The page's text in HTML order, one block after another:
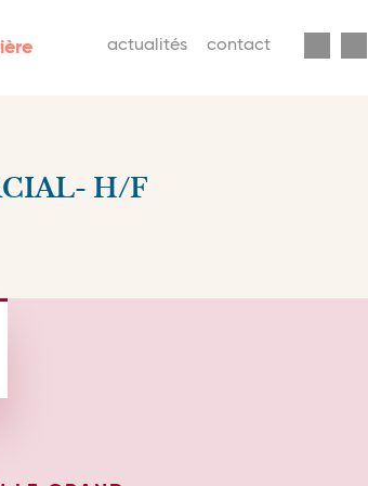
Menu
secondaire
actualités contact
H/F